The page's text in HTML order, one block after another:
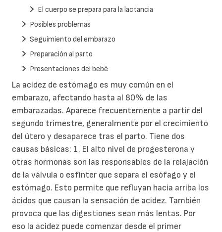
La acidez de estómago es muy común en el
embarazo, afectando hasta al 80% de las
embarazadas. Aparece frecuentemente a partir del
segundo trimestre, generalmente por el crecimiento
del útero y desaparece tras el parto. Tiene dos
causas básicas: 1. El alto nivel de progesterona y
otras hormonas son las responsables de la relajación
de la válvula o esfínter que separa el esófago y el
estómago. Esto permite que refluyan hacia arriba los
ácidos que causan la sensación de acidez. También
provoca que las digestiones sean más lentas. Por
eso la acidez puede comenzar desde el primer
El cuerpo se prepara para la lactancia
Posibles problemas
Seguimiento del embarazo
Preparación al parto
Presentaciones del bebé